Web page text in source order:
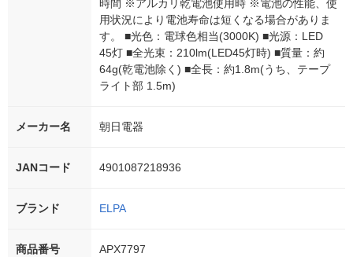
時間 ※アルカリ乾電池使用時 ※電池の性能、使
用状況により電池寿命は短くなる場合がありま
す。 ■光色：電球色相当(3000K) ■光源：LED
45灯 ■全光束：210lm(LED45灯時) ■質量：約
64g(乾電池除く) ■全長：約1.8m(うち、テープ
ライト部 1.5m)
メーカー名 朝日電器
JANコード 4901087218936
ブランド ELPA
商品番号 APX7797